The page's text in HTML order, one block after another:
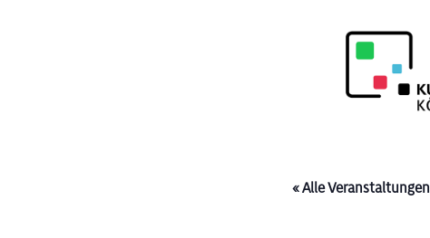
« Alle Veranstaltungen